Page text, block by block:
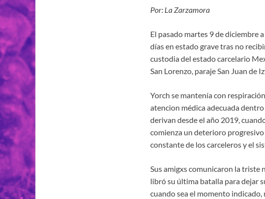
Por: La Zarzamora
El pasado martes 9 de diciembre
días en estado grave tras no
custodia del estado carcelario
San Lorenzo, paraje San Juan de
Yorch se mantenía con
atencion médica adecuada
derivan desde el año 2019,
comienza un deterioro
constante de los carceleros y el
Sus amigxs comunicaron la triste
libró su última batalla para dejar
cuando sea el momento